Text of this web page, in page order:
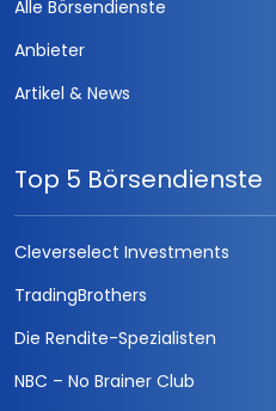
Alle Börsendienste
Anbieter
Artikel & News
Top 5 Börsendienste
Cleverselect Investments
TradingBrothers
Die Rendite-Spezialisten
NBC – No Brainer Club